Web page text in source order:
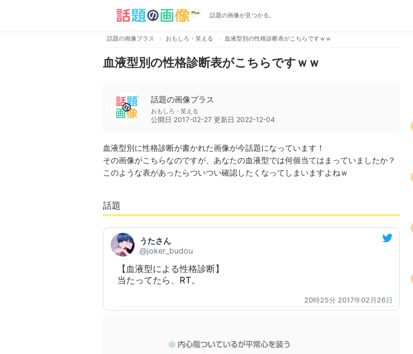
話題の画像が見つかる。
話題の画像プラス おもしろ・笑える 血液型別の性格診断表がこちらですｗｗ
血液型別の性格診断表がこちらですｗｗ
話題の画像プラス
おもしろ・笑える
公開日 2017-02-27 更新日 2022-12-04
血液型別に性格診断が書かれた画像が今話題になっています！
その画像がこちらなのですが、あなたの血液型では何個当てはまっていましたか？
このような表があったらついつい確認したくなってしまいますよねｗ
話題
うたさん
@joker_budou
【血液型による性格診断】
当たってたら、RT。
20時25分 2017年02月26日